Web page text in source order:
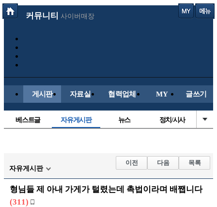
커뮤니티 사이버매장
게시판 자료실 협력업체 MY 글쓰기
베스트글 자유게시판 뉴스 정치/시사
해외축구
국내축구
자유게시판
이전 다음 목록
형님들 제 아내 가게가 털렸는데 촉법이라며 배쨉니다
(311)